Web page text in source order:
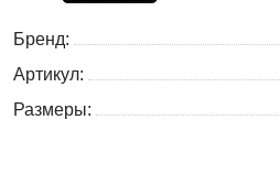
Бренд:
Артикул:
Размеры: